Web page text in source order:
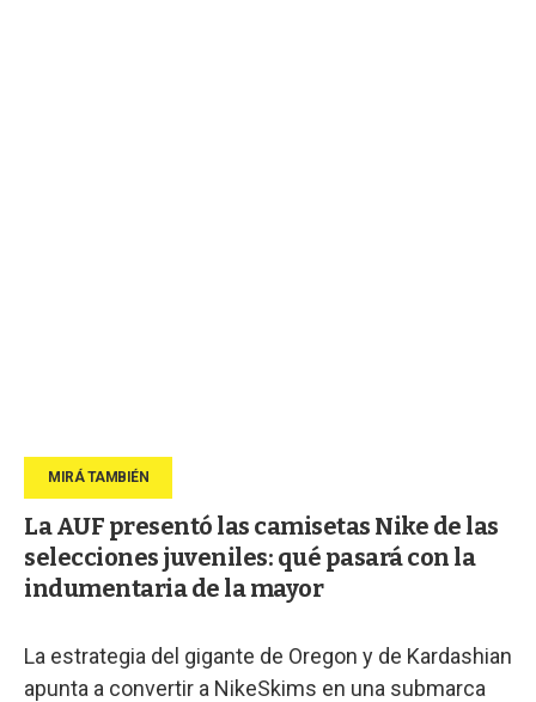
La AUF presentó las camisetas Nike de las
selecciones juveniles: qué pasará con la
indumentaria de la mayor
La estrategia del gigante de Oregon y de Kardashian
apunta a convertir a NikeSkims en una submarca